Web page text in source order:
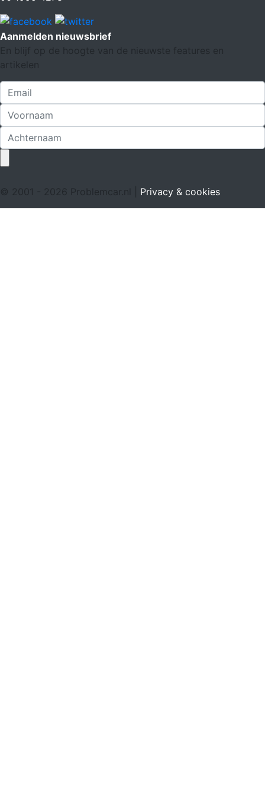
Aanmelden nieuwsbrief
En blijf op de hoogte van de nieuwste features en
artikelen
© 2001 - 2026 Problemcar.nl | Privacy & cookies